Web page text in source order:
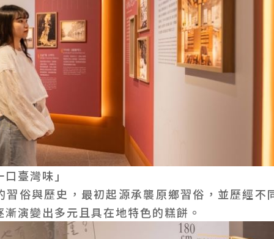
臺灣味」
習俗與歷史，最初起源承襲原鄉習俗，並歷經不
演變出多元且具在地特色的糕餅。